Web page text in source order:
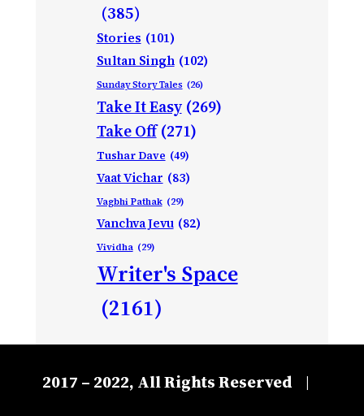
(385)
Stories (101)
Sultan Singh (102)
Sunday Story Tales (26)
Take It Easy (269)
Take Off (271)
Tushar Dave (49)
Vaat Vichar (83)
Vagbhi Pathak (29)
Vanchva Jevu (82)
Vividha (29)
Writer's Space
(2161)
2017 – 2022, All Rights Reserved |